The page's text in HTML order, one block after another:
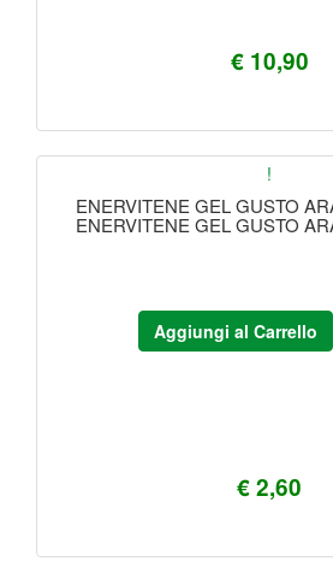
€ 10,90
!
ENERVITENE GEL GUSTO
ENERVITENE GEL GUSTO
€ 2,60
Aggiungi al Carrello